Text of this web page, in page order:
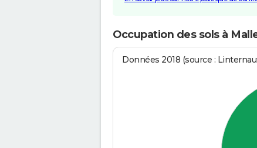
Occupation des sols à
Données 2018 (source :